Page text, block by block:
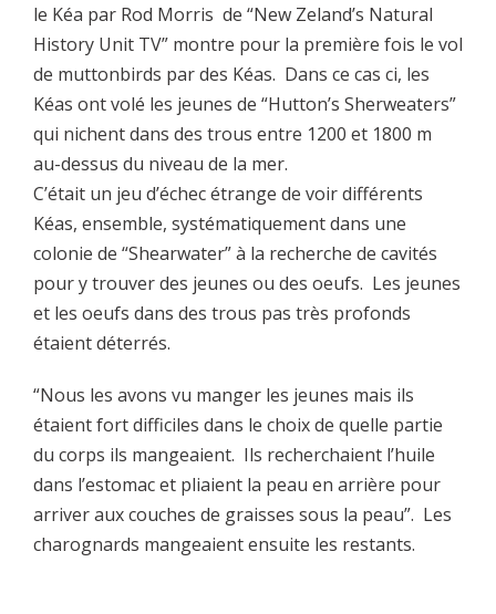
le Kéa par Rod Morris de “New Zeland’s Natural
History Unit TV” montre pour la première fois le vol
de muttonbirds par des Kéas. Dans ce cas ci, les
Kéas ont volé les jeunes de “Hutton’s Sherweaters”
qui nichent dans des trous entre 1200 et 1800 m
au-dessus du niveau de la mer.
C’était un jeu d’échec étrange de voir différents
Kéas, ensemble, systématiquement dans une
colonie de “Shearwater” à la recherche de cavités
pour y trouver des jeunes ou des oeufs. Les jeunes
et les oeufs dans des trous pas très profonds
étaient déterrés.
“Nous les avons vu manger les jeunes mais ils
étaient fort difficiles dans le choix de quelle partie
du corps ils mangeaient. Ils recherchaient l’huile
dans l’estomac et pliaient la peau en arrière pour
arriver aux couches de graisses sous la peau”. Les
charognards mangeaient ensuite les restants.